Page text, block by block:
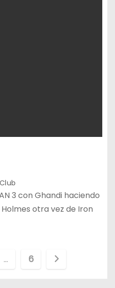
3 con Ghandi haciendo
otra vez de Iron
… 6